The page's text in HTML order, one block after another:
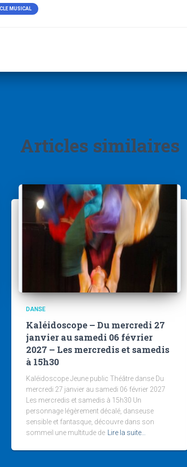
MUSICAL
Articles similaires
DANSE
Kaléidoscope – Du mercredi 27
janvier au samedi 06 février
2027 – Les mercredis et samedis
à 15h30
Kaléidoscope Jeune public Théâtre danse Du
mercredi 27 janvier au samedi 06 février 2027
Les mercredis et samedis à 15h30 Un
personnage légèrement décalé, danseuse
sensible et fantasque, découvre dans son
sommeil une multitude de
Lire la suite…